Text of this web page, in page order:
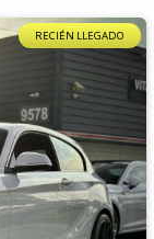
RECIÉN LLEGADO